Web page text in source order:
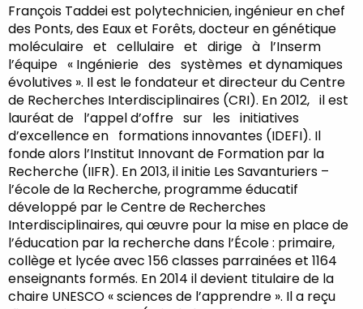
François Taddei est polytechnicien, ingénieur en chef
des Ponts, des Eaux et Forêts, docteur en génétique
moléculaire et cellulaire et dirige à l’Inserm
l’équipe « Ingénierie des systèmes et dynamiques
évolutives ». Il est le fondateur et directeur du Centre
de Recherches Interdisciplinaires (CRI). En 2012, il est
lauréat de l’appel d’offre sur les initiatives
d’excellence en formations innovantes (IDEFI). Il
fonde alors l’Institut Innovant de Formation par la
Recherche (IIFR). En 2013, il initie Les Savanturiers –
l’école de la Recherche, programme éducatif
développé par le Centre de Recherches
Interdisciplinaires, qui œuvre pour la mise en place de
l’éducation par la recherche dans l’École : primaire,
collège et lycée avec 156 classes parrainées et 1164
enseignants formés. En 2014 il devient titulaire de la
chaire UNESCO « sciences de l’apprendre ». Il a reçu